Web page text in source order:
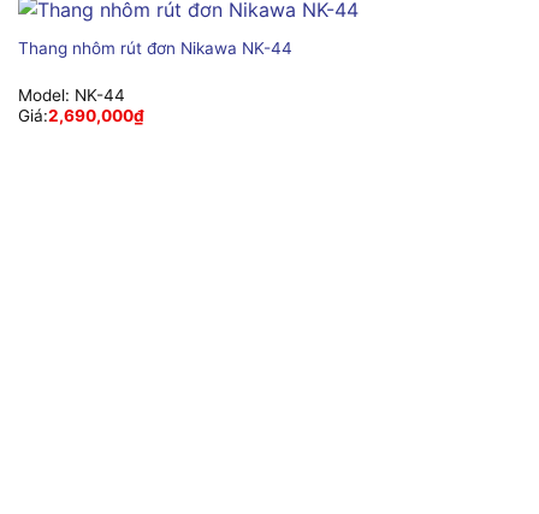
Thang nhôm rút đơn Nikawa NK-44
Model: NK-44
Giá:2,690,000₫